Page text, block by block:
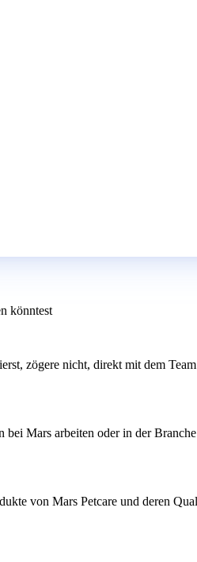
könntest
zögere nicht, direkt mit dem
Mars arbeiten oder in der
von Mars Petcare und deren